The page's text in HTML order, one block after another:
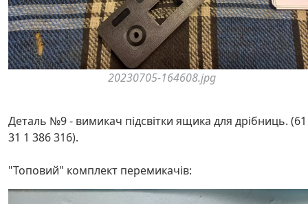
20230705-164608.jpg
Деталь №9 - вимикач підсвітки ящика для дрібниць. (61
31 1 386 316).
"Топовий" комплект перемикачів: